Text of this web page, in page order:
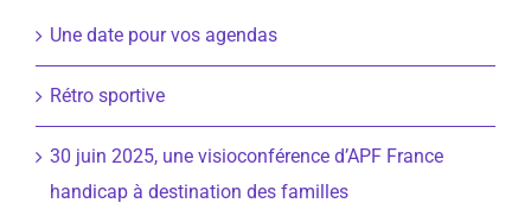
Une date pour vos agendas
Rétro sportive
30 juin 2025, une visioconférence d’APF France
handicap à destination des familles